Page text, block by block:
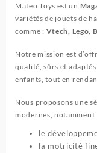
Mateo Toys est un
variétés de jouets de
comme : Vtech, Lego,
Notre mission est
qualité, sûrs et
enfants, tout en
Nous proposons une
modernes,
le
la motricité